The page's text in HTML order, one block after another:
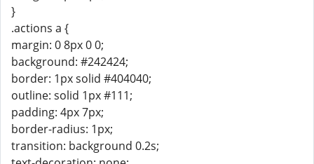
}
.actions a {
margin: 0 8px 0 0;
background: #242424;
border: 1px solid #404040;
outline: solid 1px #111;
padding: 4px 7px;
border-radius: 1px;
transition: background 0.2s;